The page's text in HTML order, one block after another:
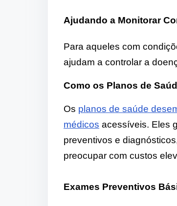
Ajudando a Monitorar
Para aqueles com
ajudam a controlar a
Como os Planos de
Os planos de saúde
médicos acessíveis. Eles
preventivos e
preocupar com custos
Exames Preventivos